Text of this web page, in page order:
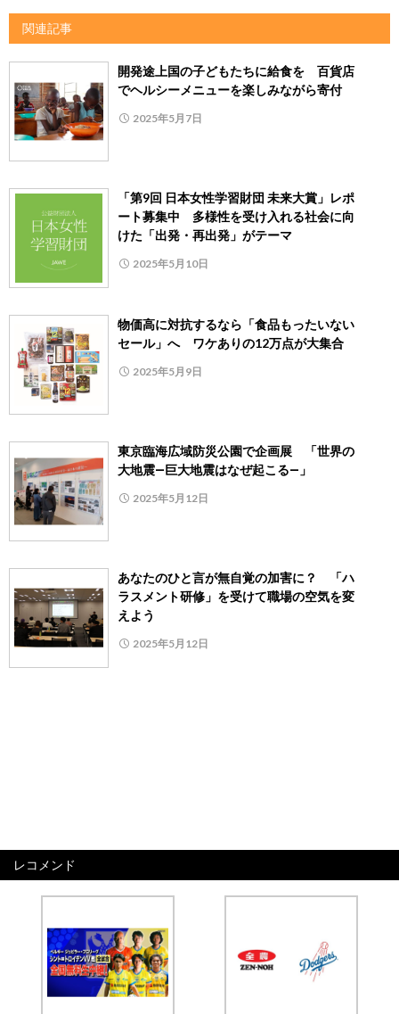
関連記事
開発途上国の⼦どもたちに給⾷を 百貨店
でヘルシーメニューを楽しみながら寄付
2025年5月7日
「第9回 日本女性学習財団 未来大賞」レポ
ート募集中 多様性を受け入れる社会に向
けた「出発・再出発」がテーマ
2025年5月10日
物価高に対抗するなら「食品もったいない
セール」へ ワケありの12万点が大集合
2025年5月9日
東京臨海広域防災公園で企画展 「世界の
大地震―巨大地震はなぜ起こる―」
2025年5月12日
あなたのひと言が無自覚の加害に？ 「ハ
ラスメント研修」を受けて職場の空気を変
えよう
2025年5月12日
レコメンド